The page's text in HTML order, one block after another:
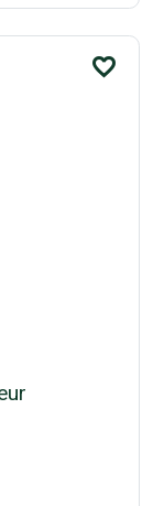
favorite_border